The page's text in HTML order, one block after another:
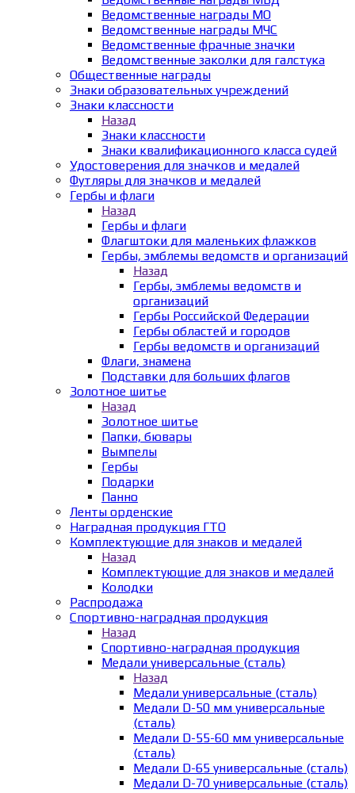
Ведомственные награды МО
Ведомственные награды МЧС
Ведомственные фрачные значки
Ведомственные заколки для галстука
Общественные награды
Знаки образовательных учреждений
Знаки классности
Назад
Знаки классности
Знаки квалификационного класса судей
Удостоверения для значков и медалей
Футляры для значков и медалей
Гербы и флаги
Назад
Гербы и флаги
Флагштоки для маленьких флажков
Гербы, эмблемы ведомств и организаций
Назад
Гербы, эмблемы ведомств и
организаций
Гербы Российской Федерации
Гербы областей и городов
Гербы ведомств и организаций
Флаги, знамена
Подставки для больших флагов
Золотное шитье
Назад
Золотное шитье
Папки, бювары
Вымпелы
Гербы
Подарки
Панно
Ленты орденские
Наградная продукция ГТО
Комплектующие для знаков и медалей
Назад
Комплектующие для знаков и медалей
Колодки
Распродажа
Спортивно-наградная продукция
Назад
Спортивно-наградная продукция
Медали универсальные (сталь)
Назад
Медали универсальные (сталь)
Медали D-50 мм универсальные
(сталь)
Медали D-55-60 мм универсальные
(сталь)
Медали D-65 универсальные (сталь)
Медали D-70 универсальные (сталь)